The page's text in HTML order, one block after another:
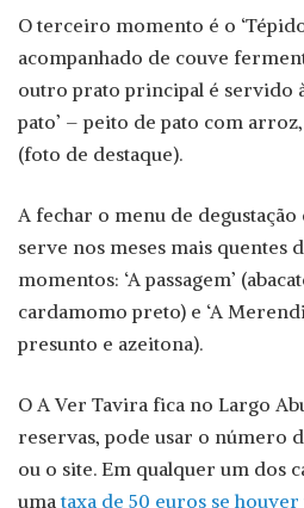
O terceiro momento é o
acompanhado de couve
outro prato principal é servido
pato’ – peito de pato com
(foto de destaque).
A fechar o menu de
serve nos meses mais quentes
momentos: ‘A passagem’
cardamomo preto) e ‘A
presunto e azeitona).
O A Ver Tavira fica no Largo
reservas, pode usar o número
ou o site. Em qualquer um dos
umataxa de 50 euros se